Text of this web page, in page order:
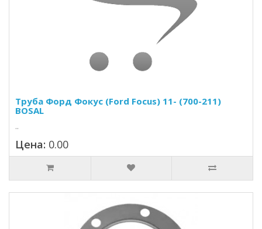
Труба Форд Фокус (Ford Focus) 11- (700-211)
BOSAL
..
Цена: 0.00